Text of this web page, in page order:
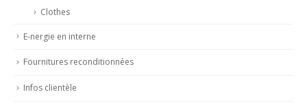
Clothes
E-nergie en interne
Fournitures reconditionnées
Infos clientèle